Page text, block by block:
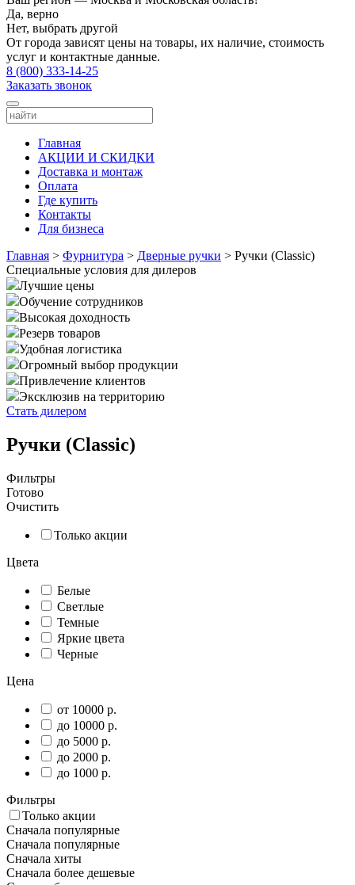
Да, верно
Нет, выбрать другой
От города зависят цены на товары, их наличие, стоимость
услуг и контактные данные.
8 (800) 333-14-25
Заказать звонок
Главная
АКЦИИ И СКИДКИ
Доставка и монтаж
Оплата
Где купить
Контакты
Для бизнеса
Главная > Фурнитура > Дверные ручки > Ручки (Classic)
Специальные условия для дилеров
Лучшие цены
Обучение сотрудников
Высокая доходность
Резерв товаров
Удобная логистика
Огромный выбор продукции
Привлечение клиентов
Эксклюзив на территорию
Стать дилером
Ручки (Classic)
Фильтры
Готово
Очистить
Только акции
Цвета
Белые
Светлые
Темные
Яркие цвета
Черные
Цена
от 10000 р.
до 10000 р.
до 5000 р.
до 2000 р.
до 1000 р.
Фильтры
Только акции
Сначала популярные
Сначала популярные
Сначала хиты
Сначала более дешевые